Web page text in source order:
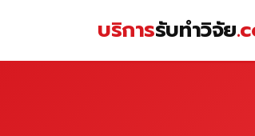
บริการรับทำวิจัย